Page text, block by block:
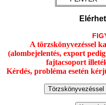
A törzskönyvezéssel
(alombejelentés, export
fajtacsoport
Kérdés, probléma esetén